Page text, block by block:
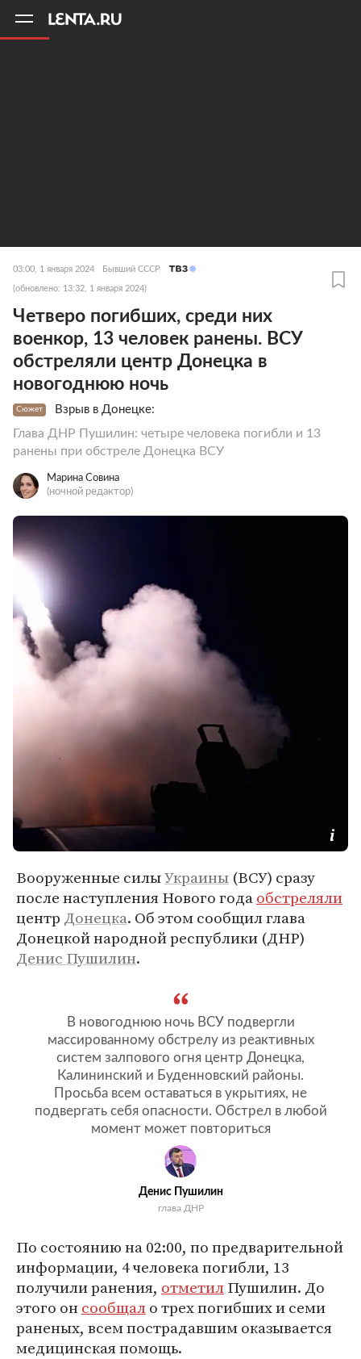
03:00, 1 января 2024 Бывший СССР
(обновлено: 13:32, 1 января 2024)
Четверо погибших, среди них
военкор, 13 человек ранены. ВСУ
обстреляли центр Донецка в
новогоднюю ночь
Сюжет Взрыв в Донецке:
Глава ДНР Пушилин: четыре человека погибли и 13
ранены при обстреле Донецка ВСУ
Марина Совина
(ночной редактор)
Вооруженные силыУкраины (ВСУ) сразу
после наступления Нового годаобстреляли
центр Донецка. Об этом сообщил глава
Донецкой народной республики (ДНР)
Денис Пушилин.
В новогоднюю ночь ВСУ подвергли
массированному обстрелу из реактивных
систем залпового огня центр Донецка,
Калининский и Буденновский районы.
Просьба всем оставаться в укрытиях, не
подвергать себя опасности. Обстрел в любой
момент может повториться
Денис Пушилин
глава ДНР
По состоянию на 02:00, по предварительной
информации, 4 человека погибли, 13
получили ранения, отметилПушилин. До
этого онсообщало трех погибших и семи
раненых, всем пострадавшим оказывается
медицинская помощь.